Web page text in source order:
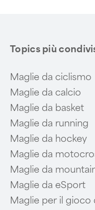
Topics più
Maglie da ciclismo
Maglie da calcio
Maglie da basket
Maglie da running
Maglie da hockey
Maglie da
Maglie da
Maglie da eSport
Maglie per il